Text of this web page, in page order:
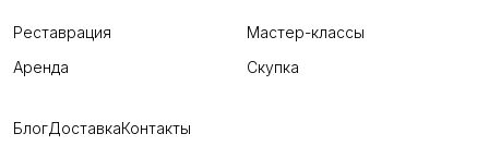
Реставрация
Мастер-классы
Аренда
Скупка
БлогДоставкаКонтакты